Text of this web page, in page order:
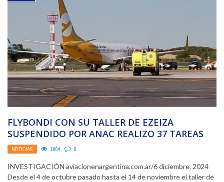
FLYBONDI CON SU TALLER DE EZEIZA
SUSPENDIDO POR ANAC REALIZO 37 TAREAS
DE MANTENIMIENTO EN ...
NOTICIAS 1064 0
INVESTIGACIÓN aviacionenargentina.com.ar/6 diciembre, 2024
Desde el 4 de octubre pasado hasta el 14 de noviembre el taller de